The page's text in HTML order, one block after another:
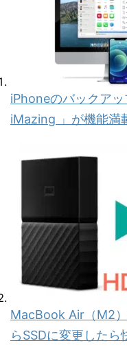
iPhoneのバックア
iMazing 」が機能満
MacBook Air（M2
らSSDに変更したら